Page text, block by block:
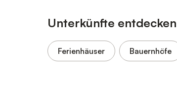
Unterkünfte entdecken
Ferienhäuser Bauernhöfe